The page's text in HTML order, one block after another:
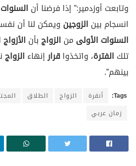
وتابعت أوزدمير:” إذا فرضنا أن السنوات
انسجام بين الزوجين ويمكن لنا أن
السنوات الأولى من الزواجبأن الأزواج
تلك الفترة، واتخذواقرارإنهاء الزواج
بينهم”.
Tags: أنقرة الزواج الطلاق
زمان عربي